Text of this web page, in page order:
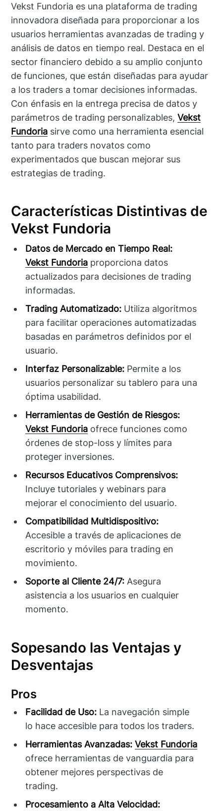
Vekst Fundoria es una plataforma de trading
innovadora diseñada para proporcionar a los
usuarios herramientas avanzadas de trading y
análisis de datos en tiempo real. Destaca en el
sector financiero debido a su amplio conjunto
de funciones, que están diseñadas para ayudar
a los traders a tomar decisiones informadas.
Con énfasis en la entrega precisa de datos y
parámetros de trading personalizables,Vekst
Fundoria sirve como una herramienta esencial
tanto para traders novatos como
experimentados que buscan mejorar sus
estrategias de trading.
Características Distintivas de
Vekst Fundoria
Datos de Mercado en Tiempo Real:
Vekst Fundoria proporciona datos
actualizados para decisiones de trading
informadas.
Trading Automatizado: Utiliza algoritmos
para facilitar operaciones automatizadas
basadas en parámetros definidos por el
usuario.
Interfaz Personalizable: Permite a los
usuarios personalizar su tablero para una
óptima usabilidad.
Herramientas de Gestión de Riesgos:
Vekst Fundoria ofrece funciones como
órdenes de stop-loss y límites para
proteger inversiones.
Recursos Educativos Comprensivos:
Incluye tutoriales y webinars para
mejorar el conocimiento del usuario.
Compatibilidad Multidispositivo:
Accesible a través de aplicaciones de
escritorio y móviles para trading en
movimiento.
Soporte al Cliente 24/7: Asegura
asistencia a los usuarios en cualquier
momento.
Sopesando las Ventajas y
Desventajas
Pros
Facilidad de Uso: La navegación simple
lo hace accesible para todos los traders.
Herramientas Avanzadas: Vekst Fundoria
ofrece herramientas de vanguardia para
obtener mejores perspectivas de
trading.
Procesamiento a Alta Velocidad: